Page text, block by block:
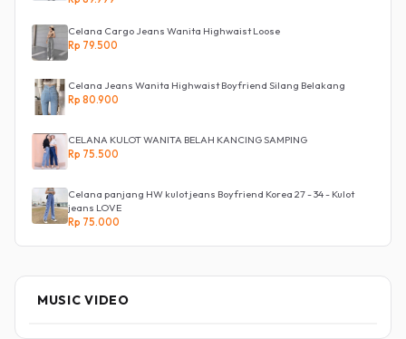
Celana Cargo Jeans Wanita Highwaist Loose
Rp 79.500
Celana Jeans Wanita Highwaist Boyfriend Silang Belakang
Rp 80.900
CELANA KULOT WANITA BELAH KANCING SAMPING
Rp 75.500
Celana panjang HW kulot jeans Boyfriend Korea 27 - 34 - Kulot
jeans LOVE
Rp 75.000
MUSIC VIDEO